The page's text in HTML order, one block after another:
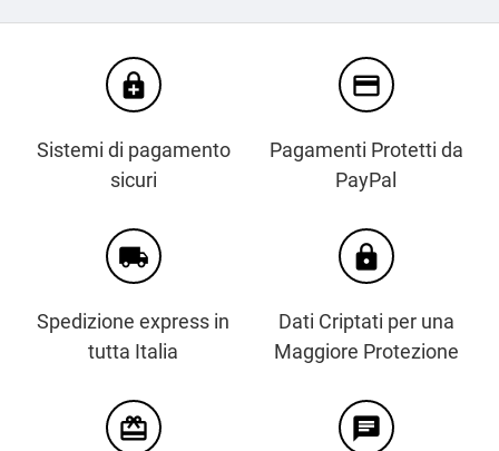
enhanced_encryption
Sistemi di pagamento
sicuri
credit_card
Pagamenti Protetti da
PayPal
local_shipping
Spedizione express in
tutta Italia
https
Dati Criptati per una
Maggiore Protezione
card_giftcard chat